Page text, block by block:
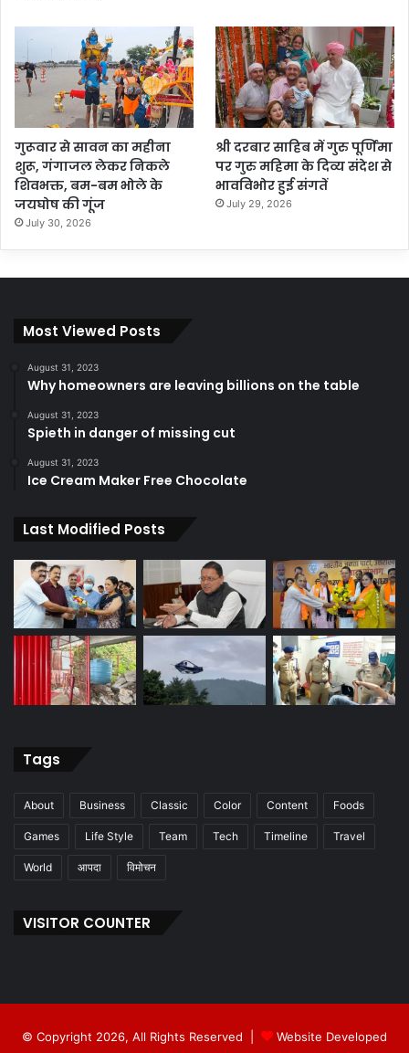
गुरूवार से सावन का महीना
शुरू, गंगाजल लेकर निकले
शिवभक्त, बम-बम भोले के
जयघोष की गूंज
July 30, 2026
श्री दरबार साहिब में गुरु पूर्णिमा
पर गुरु महिमा के दिव्य संदेश से
भावविभोर हुई संगतें
July 29, 2026
Most Viewed Posts
August 31, 2023
Why homeowners are leaving billions on the table
August 31, 2023
Spieth in danger of missing cut
August 31, 2023
Ice Cream Maker Free Chocolate
Last Modified Posts
Tags
About Business Classic Color Content Foods
Games Life Style Team Tech Timeline Travel
World आपदा विमोचन
VISITOR COUNTER
© Copyright 2026, All Rights Reserved | Website Developed